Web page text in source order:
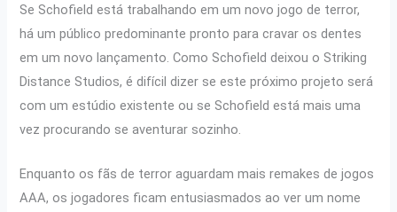
Se Schofield está trabalhando em um novo jogo de terror,
há um público predominante pronto para cravar os dentes
em um novo lançamento. Como Schofield deixou o Striking
Distance Studios, é difícil dizer se este próximo projeto será
com um estúdio existente ou se Schofield está mais uma
vez procurando se aventurar sozinho.
Enquanto os fãs de terror aguardam mais remakes de jogos
AAA, os jogadores ficam entusiasmados ao ver um nome